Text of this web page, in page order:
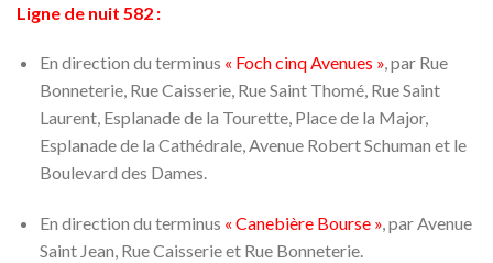
Ligne de nuit 582 :
En direction du terminus « Foch cinq Avenues », par Rue
Bonneterie, Rue Caisserie, Rue Saint Thomé, Rue Saint
Laurent, Esplanade de la Tourette, Place de la Major,
Esplanade de la Cathédrale, Avenue Robert Schuman et le
Boulevard des Dames.
En direction du terminus « Canebière Bourse », par Avenue
Saint Jean, Rue Caisserie et Rue Bonneterie.